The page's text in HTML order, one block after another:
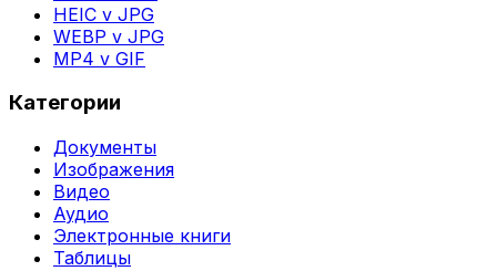
HEIC v JPG
WEBP v JPG
MP4 v GIF
Категории
Документы
Изображения
Видео
Аудио
Электронные книги
Таблицы